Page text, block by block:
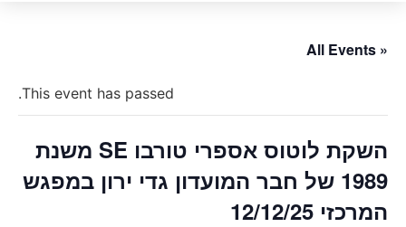
« All Events
This event has passed.
השקת לוטוס אספרי טורבו SE משנת
1989 של חבר המועדון גדי ירון במפגש
המרכזי 12/12/25